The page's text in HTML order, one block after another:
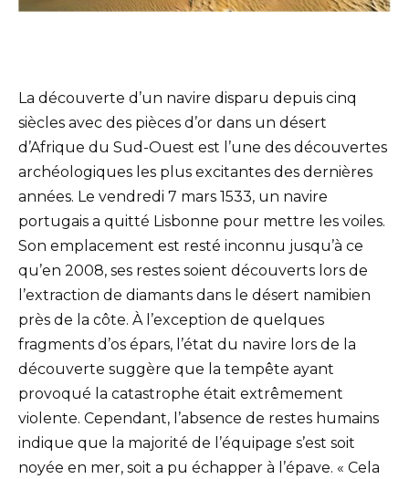
La découverte d’un navire disparu depuis cinq
siècles avec des pièces d’or dans un désert
d’Afrique du Sud-Ouest est l’une des découvertes
archéologiques les plus excitantes des dernières
années. Le vendredi 7 mars 1533, un navire
portugais a quitté Lisbonne pour mettre les voiles.
Son emplacement est resté inconnu jusqu’à ce
qu’en 2008, ses restes soient découverts lors de
l’extraction de diamants dans le désert namibien
près de la côte. À l’exception de quelques
fragments d’os épars, l’état du navire lors de la
découverte suggère que la tempête ayant
provoqué la catastrophe était extrêmement
violente. Cependant, l’absence de restes humains
indique que la majorité de l’équipage s’est soit
noyée en mer, soit a pu échapper à l’épave. « Cela